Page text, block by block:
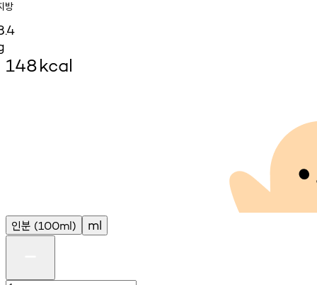
방
148kcal
인분 (100ml) ml